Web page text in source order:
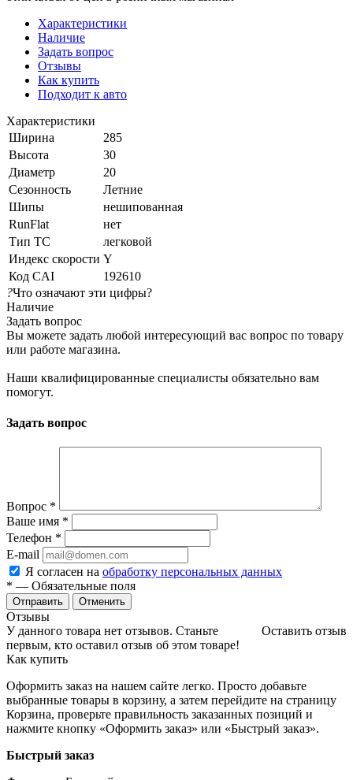
Характеристики
Наличие
Задать вопрос
Отзывы
Как купить
Подходит к авто
Характеристики
Ширина
285
Высота
30
Диаметр
20
Сезонность
Летние
Шипы
нешипованная
RunFlat
нет
Тип ТС
легковой
Индекс скорости Y
Код CAI
192610
?Что означают эти цифры?
Наличие
Задать вопрос
Вы можете задать любой интересующий вас вопрос по товару
или работе магазина.
Наши квалифицированные специалисты обязательно вам
помогут.
Задать вопрос
Вопрос *
Ваше имя *
Телефон *
E-mail
Я согласен на обработку персональных данных
* — Обязательные поля
Отменить
Отзывы
Оставить отзыв
У данного товара нет отзывов. Станьте
первым, кто оставил отзыв об этом товаре!
Как купить
Оформить заказ на нашем сайте легко. Просто добавьте
выбранные товары в корзину, а затем перейдите на страницу
Корзина, проверьте правильность заказанных позиций и
нажмите кнопку «Оформить заказ» или «Быстрый заказ».
Быстрый заказ